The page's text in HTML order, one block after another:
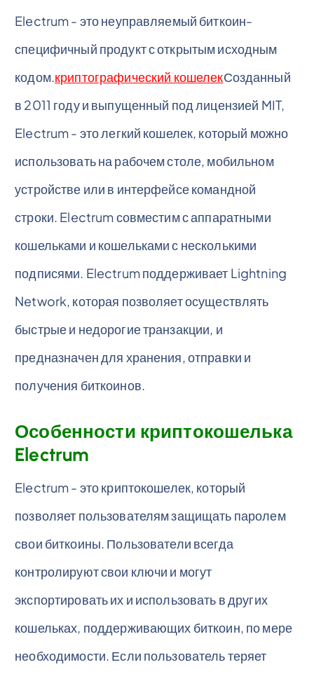
Electrum - это неуправляемый биткоин-
специфичный продукт с открытым исходным
кодом.криптографический кошелекСозданный
в 2011 году и выпущенный под лицензией MIT,
Electrum - это легкий кошелек, который можно
использовать на рабочем столе, мобильном
устройстве или в интерфейсе командной
строки. Electrum совместим с аппаратными
кошельками и кошельками с несколькими
подписями. Electrum поддерживает Lightning
Network, которая позволяет осуществлять
быстрые и недорогие транзакции, и
предназначен для хранения, отправки и
получения биткоинов.
Особенности криптокошелька
Electrum
Electrum - это криптокошелек, который
позволяет пользователям защищать паролем
свои биткоины. Пользователи всегда
контролируют свои ключи и могут
экспортировать их и использовать в других
кошельках, поддерживающих биткоин, по мере
необходимости. Если пользователь теряет